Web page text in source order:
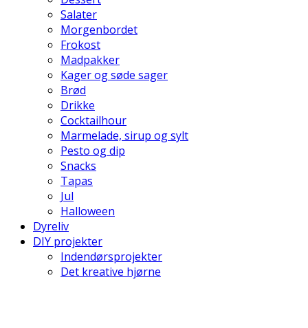
Salater
Morgenbordet
Frokost
Madpakker
Kager og søde sager
Brød
Drikke
Cocktailhour
Marmelade, sirup og sylt
Pesto og dip
Snacks
Tapas
Jul
Halloween
Dyreliv
DIY projekter
Indendørsprojekter
Det kreative hjørne